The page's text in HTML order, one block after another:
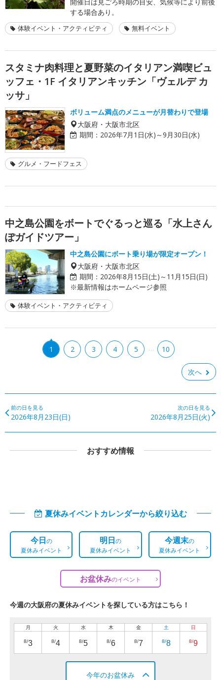
する場合あり。
体験イベント・アクティビティ 無料イベント
スタミナ肉料理と夏野菜のイタリアン満喫ビュ
ッフェ・1F イタリアンキッチン「ヴェルデ カ
ッサ」
ボリューム満点のメニューが月替わりで登場
大阪府・大阪市北区
期間： 2026年7月1日(水)～9月30日(水)
グルメ・フードフェス
中之島公園をボートでぐるっと巡る「水上さん
ぽガイドツアー」
中之島公園にボート乗り場が限定オープン！
大阪府・大阪市北区
期間： 2026年8月15日(土)～11月15日(日)
※最新情報はホームページ参照
体験イベント・アクティビティ
1 2 3 4 5 … 10
次へ
前の日を見る
2026年8月23日(日)
次の日を見る
2026年8月25日(火)
おすすめ情報
夏休みイベントカレンダーから絞り込む
今日の
夏休みイベント
明日の
夏休みイベント
今週末の
夏休みイベント
お盆休みのイベント
今週の大阪府の夏休みイベントを探している方はこちら！
月
8/3
火
8/4
水
8/5
木
8/6
金
8/7
土
8/8
日
8/9
今年のお盆休み